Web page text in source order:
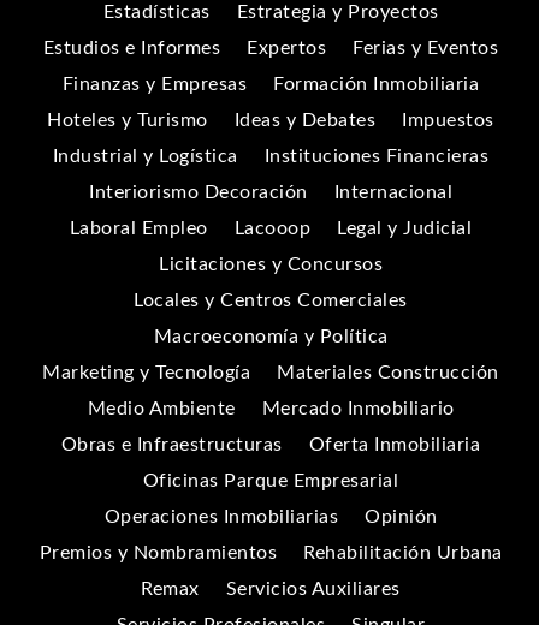
Estadísticas
Estrategia y Proyectos
Estudios e Informes
Expertos
Ferias y Eventos
Finanzas y Empresas
Formación Inmobiliaria
Hoteles y Turismo
Ideas y Debates
Impuestos
Industrial y Logística
Instituciones Financieras
Interiorismo Decoración
Internacional
Laboral Empleo
Lacooop
Legal y Judicial
Licitaciones y Concursos
Locales y Centros Comerciales
Macroeconomía y Política
Marketing y Tecnología
Materiales Construcción
Medio Ambiente
Mercado Inmobiliario
Obras e Infraestructuras
Oferta Inmobiliaria
Oficinas Parque Empresarial
Operaciones Inmobiliarias
Opinión
Premios y Nombramientos
Rehabilitación Urbana
Remax
Servicios Auxiliares